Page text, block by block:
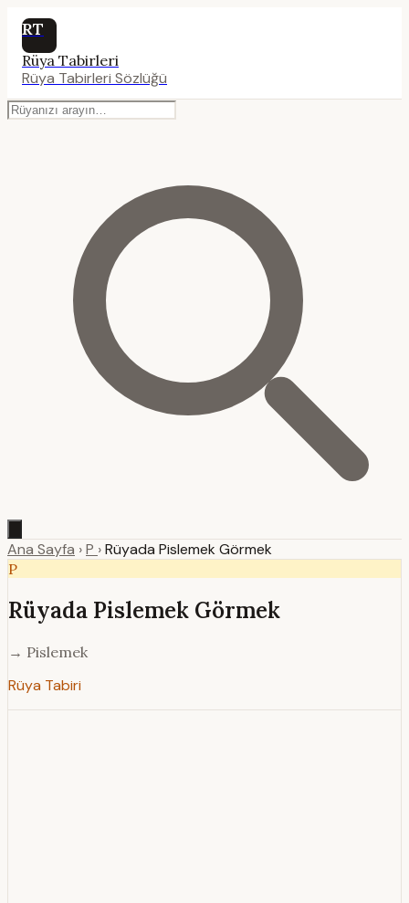
RT
Rüya Tabirleri
Rüya Tabirleri Sözlüğü
Ana Sayfa ›P ›Rüyada Pislemek Görmek
P
Rüyada Pislemek Görmek
→ Pislemek
Rüya Tabiri